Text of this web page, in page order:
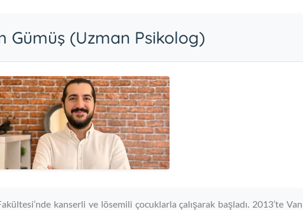
Gümüş (Uzman Psikolog)
kanserli ve lösemili çocuklarla çalışarak başladı. 2013’te Van